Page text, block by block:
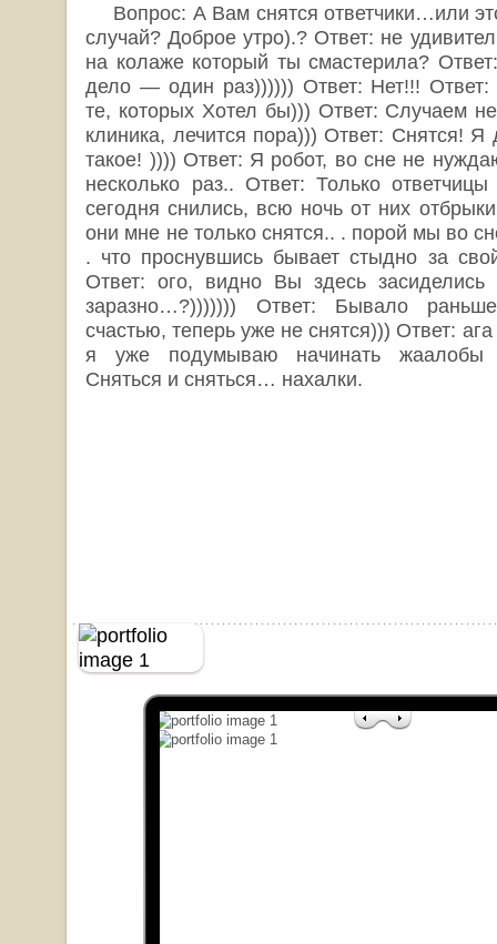
Вопрос: А Вам снятся ответчики…или
случай? Доброе утро).? Ответ: не
на колаже который ты смастерила?
дело — один раз)))))) Ответ: Нет!!!
те, которых Хотел бы))) Ответ: Случаем
клиника, лечится пора))) Ответ: Снятся!
такое! )))) Ответ: Я робот, во сне не
несколько раз.. Ответ: Только
сегодня снились, всю ночь от них
они мне не только снятся.. . порой мы во
. что проснувшись бывает стыдно за
Ответ: ого, видно Вы здесь
заразно…?))))))) Ответ: Бывало
счастью, теперь уже не снятся))) Ответ:
я уже подумываю начинать жаалобы
Сняться и сняться… нахалки.